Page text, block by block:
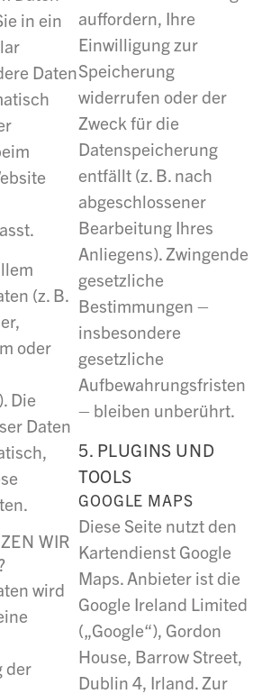
in ein
Daten
(z. B.
oder
Die
Daten
WIR
wird
der
auffordern, Ihre
Einwilligung zur
Speicherung
widerrufen oder der
Zweck für die
Datenspeicherung
entfällt (z. B. nach
abgeschlossener
Bearbeitung Ihres
Anliegens). Zwingende
gesetzliche
Bestimmungen –
insbesondere
gesetzliche
Aufbewahrungsfristen
– bleiben unberührt.
5. PLUGINS UND
TOOLS
GOOGLE MAPS
Diese Seite nutzt den
Kartendienst Google
Maps. Anbieter ist die
Google Ireland Limited
(„Google“), Gordon
House, Barrow Street,
Dublin 4, Irland. Zur